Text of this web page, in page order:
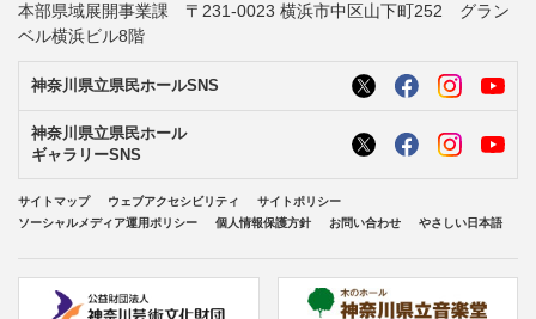
本部県域展開事業課 〒231-0023 横浜市中区山下町252 グラン
ベル横浜ビル8階
神奈川県立県民ホールSNS
神奈川県立県民ホール
ギャラリーSNS
サイトマップ ウェブアクセシビリティ
サイトポリシー
ソーシャルメディア運用ポリシー
個人情報保護方針 お問い合わせ やさしい日本語